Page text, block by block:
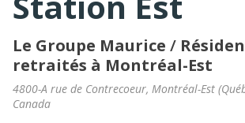
Le Groupe Maurice /
retraités à Montréal-Est
4800-A rue de Contrecoeur, Montréal-Est (
Canada